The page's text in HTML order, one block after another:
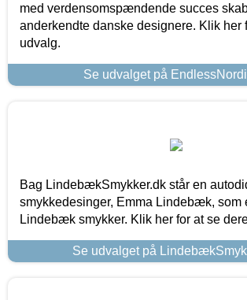
med verdensomspændende succes
anderkendte danske designere. Klik her
udvalg.
Se udvalget på
Bag LindebækSmykker.dk står en
smykkedesinger, Emma Lindebæk, som
Lindebæk smykker. Klik her for at se
Se udvalget på